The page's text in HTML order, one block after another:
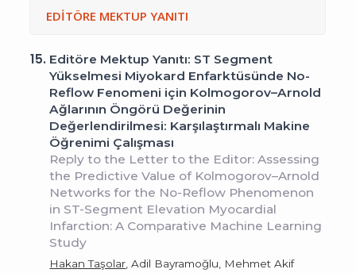
EDİTÖRE MEKTUP YANITI
15. Editöre Mektup Yanıtı: ST Segment
Yükselmesi Miyokard Enfarktüsünde No-
Reflow Fenomeni için Kolmogorov–Arnold
Ağlarının Öngörü Değerinin
Değerlendirilmesi: Karşılaştırmalı Makine
Öğrenimi Çalışması
Reply to the Letter to the Editor: Assessing
the Predictive Value of Kolmogorov–Arnold
Networks for the No-Reflow Phenomenon
in ST-Segment Elevation Myocardial
Infarction: A Comparative Machine Learning
Study
Hakan Taşolar , Adil Bayramoğlu, Mehmet Akif